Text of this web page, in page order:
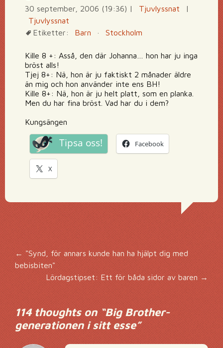
30 september, 2006 (19:36) | Tjuvlyssnat
|
Tjuvlyssnat
Etiketter:
Barn · Stockholm
Kille 8 +: Asså, den där Johanna… hon har ju inga
bröst alls!
Tjej 8+: Nä, hon är ju faktiskt 2 månader äldre
än mig och hon använder inte ens BH!
Kille 8+: Nä, hon är ju helt platt, som en planka.
Men du har fina bröst. Vad har du i dem?
Kungsängen
Tipsa oss! Facebook
X
Inläggsnavigering
←"Synd, för annars kunde han ha hjälpt dig med
bebisbiten"
Lördagstipset: Ett för båda sidor av baren→
114 thoughts on “Big Brother-
generationen i sitt esse”